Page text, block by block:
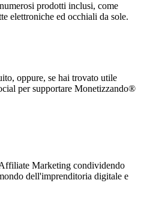
prodotti inclusi, come
elettroniche ed occhiali da sole.
oppure, se hai trovato utile
per supportare Monetizzando®
Marketing condividendo
dell'imprenditoria digitale e